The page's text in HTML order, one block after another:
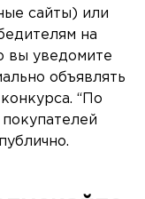
сайты) или
на
вы уведомите
объявлять
“По